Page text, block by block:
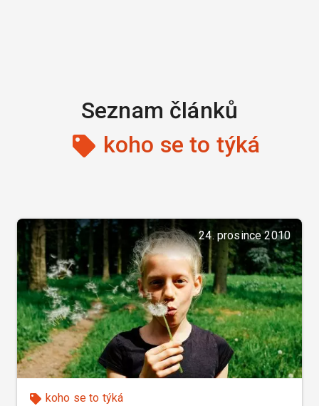
Seznam článků
koho se to týká
24. prosince 2010
koho se to týká